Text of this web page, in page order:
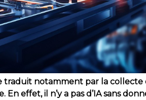
traduit notamment par la collecte
effet, il n’y a pas d’IA sans